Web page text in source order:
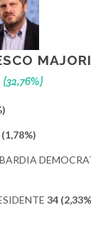
(32,76%)
34